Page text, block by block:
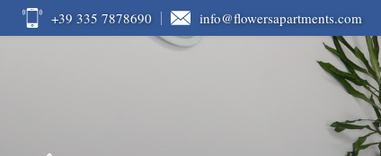
+39 335 7878690 info@flowersapartments.com